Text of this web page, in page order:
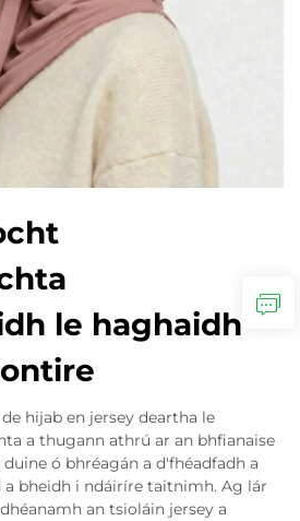
le haghaidh
hijab en jersey deartha le
a thugann athrú ar an bhfianaise
ó bhréagán a d'fhéadfadh a
bheidh i ndáiríre taitnimh. Ag lár
an tsioláin jersey a